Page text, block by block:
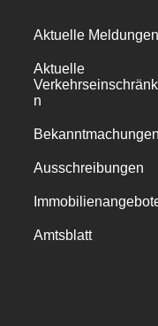
Aktuelle Meldungen
Aktuelle
n
Bekanntmachungen
Ausschreibungen
Amtsblatt